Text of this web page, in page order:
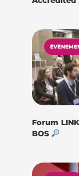
Forum
BOS